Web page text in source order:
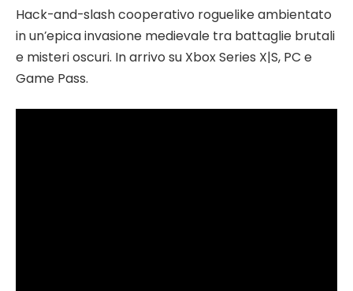
Hack-and-slash cooperativo roguelike ambientato
in un’epica invasione medievale tra battaglie brutali
e misteri oscuri. In arrivo su Xbox Series X|S, PC e
Game Pass.